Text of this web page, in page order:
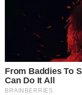
A percepção do sabor
devido a fatores